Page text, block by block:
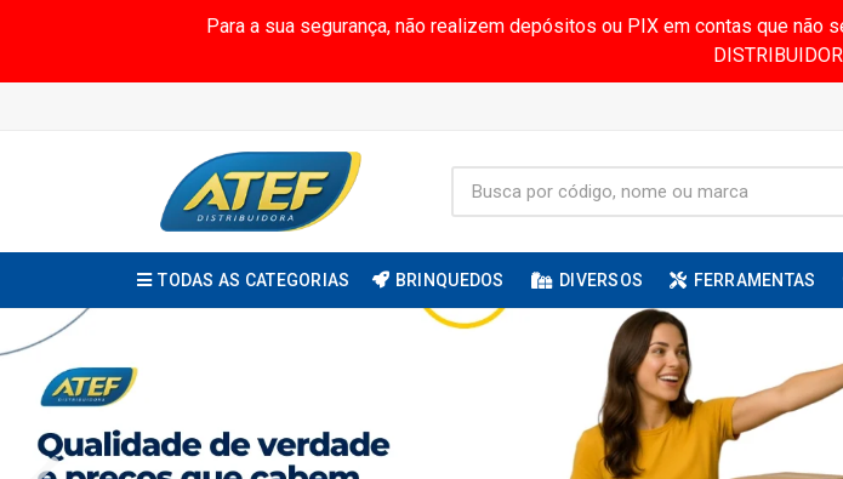
Para a sua segurança, não realizem depósitos ou PIX em contas que
TODAS AS CATEGORIAS BRINQUEDOS DIVERSOS FERRAMENTAS